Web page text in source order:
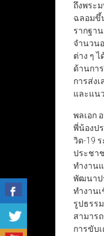
ถึงพระ
ฉลอมขึ้
รากฐา
จำนวน
ต่าง ๆ
ด้านกา
การส่ง
และแน
พลเอก
พี่น้องป
วิด-19
ประชา
ทำงาน
พัฒนาป
ทำงาน
รูปธรร
สามาร
การขับ